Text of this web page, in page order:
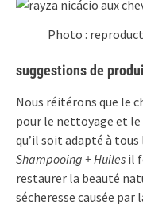
Photo :
suggestions de
Nous réitérons que le
pour le nettoyage et
qu’il soit adapté à
Shampooing + Huiles il
restaurer la beauté
sécheresse causée